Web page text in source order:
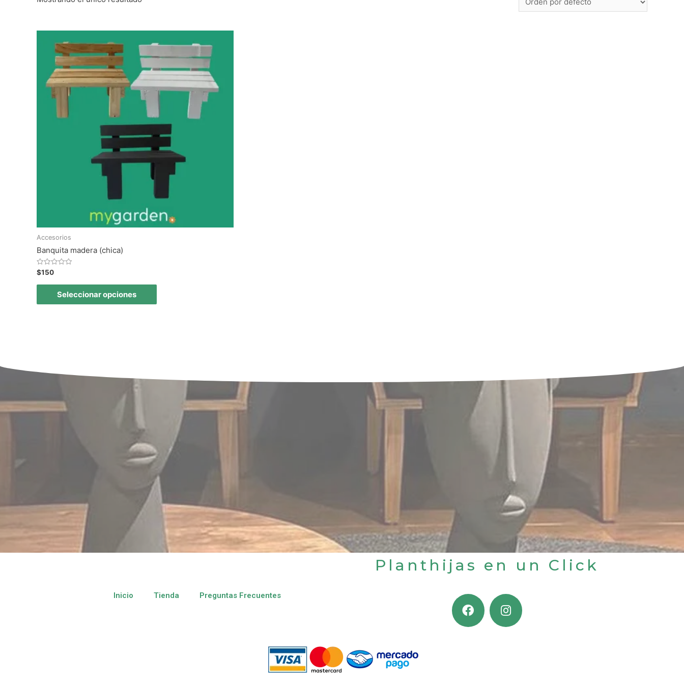
Accesorios
Banquita madera (chica)
Valorado
en
0
$150
Seleccionar opciones
Inicio Tienda Preguntas Frecuentes
Planthijas en un Click